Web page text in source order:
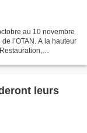
au 10 novembre
l’OTAN. A la hauteur
leurs